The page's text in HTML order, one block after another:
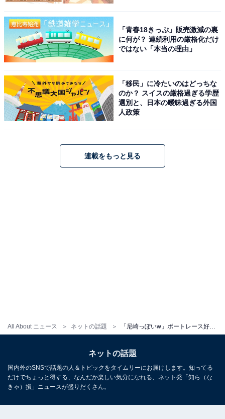
All About ニュース ネットの話題
「青春18きっぷ」販売激減の裏
に何が？ 連続利用の厳格化だけ
ではない「本当の理由」
「移民」に冷たいのはどっちな
のか？ スイスの厳格過ぎる学歴
選別と、日本の曖昧過ぎる外国
人政策
連載をもっと見る
ネットの話題
国内外のSNSで話題の人＆トピックをタイムリーにお届けします。知ってる
だけでちょっと得する、なんだか楽しい気分になれる、ネット発「知ら（な
きゃ）損」ニュースが盛りだくさん。